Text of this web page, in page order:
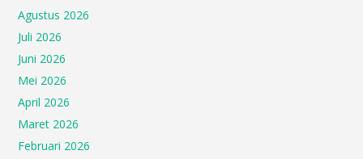
Agustus 2026
Juli 2026
Juni 2026
Mei 2026
April 2026
Maret 2026
Februari 2026